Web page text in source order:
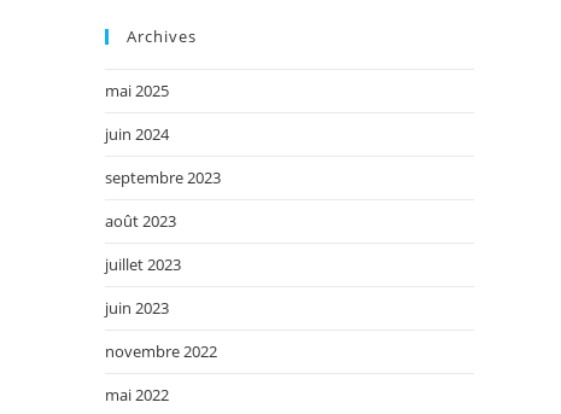
Archives
mai 2025
juin 2024
septembre 2023
août 2023
juillet 2023
juin 2023
novembre 2022
mai 2022